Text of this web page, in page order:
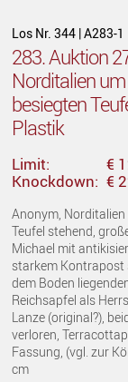
Los Nr. 344 | A283-1
283. Auktion
Norditalien
besiegten
Plastik
Limit:
€
Knockdown: €
Anonym,
Teufel stehend,
Michael mit
starkem Kontrapost
dem Boden
Reichsapfel als
Lanze (original?),
verloren,
Fassung, (vgl. zur
cm